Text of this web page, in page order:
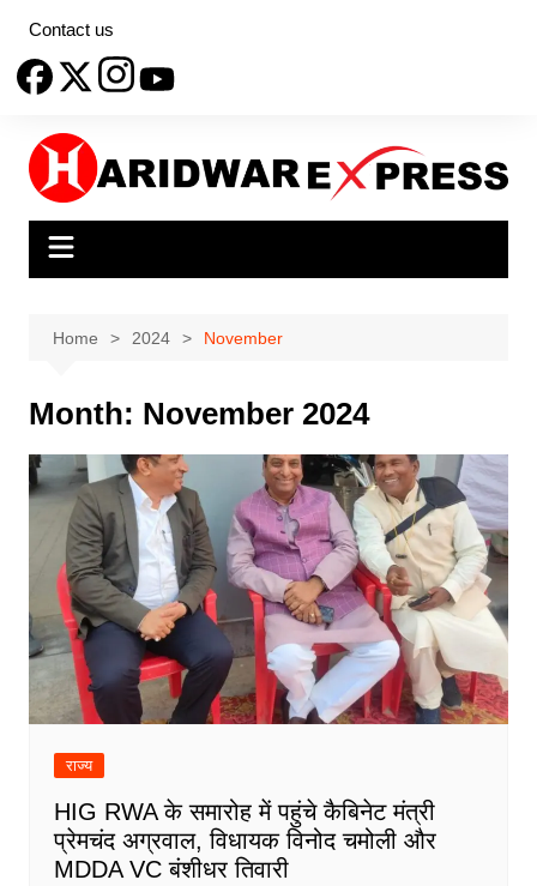
content
Contact us
Home 2024 November
Month: November 2024
राज्य
HIG RWA के समारोह में पहुंचे कैबिनेट मंत्री
प्रेमचंद अग्रवाल, विधायक विनोद चमोली और
MDDA VC बंशीधर तिवारी